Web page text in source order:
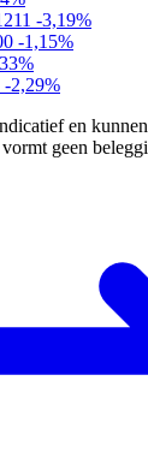
-3,19%
-1,15%
-2,29%
en
geen